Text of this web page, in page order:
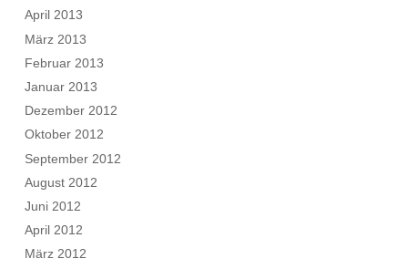
April 2013
März 2013
Februar 2013
Januar 2013
Dezember 2012
Oktober 2012
September 2012
August 2012
Juni 2012
April 2012
März 2012